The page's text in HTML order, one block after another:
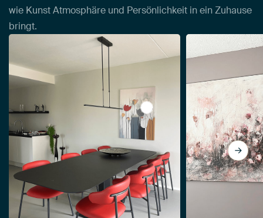
wie Kunst Atmosphäre und Persönlichkeit in ein Zuhause
bringt.
View Abstrakte Blumen von